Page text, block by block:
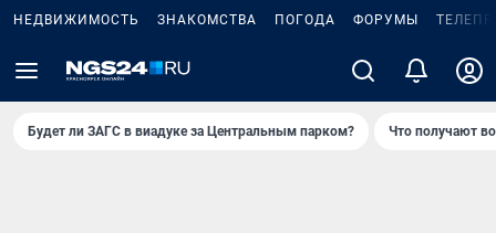
НЕДВИЖИМОСТЬ ЗНАКОМСТВА ПОГОДА ФОРУМЫ
Будет ли ЗАГС в виадуке за Центральным парком? Что получают